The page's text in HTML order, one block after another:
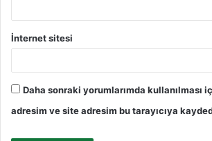
İnternet sitesi
Daha sonraki yorumlarımda kullanılması
adresim ve site adresim bu tarayıcıya